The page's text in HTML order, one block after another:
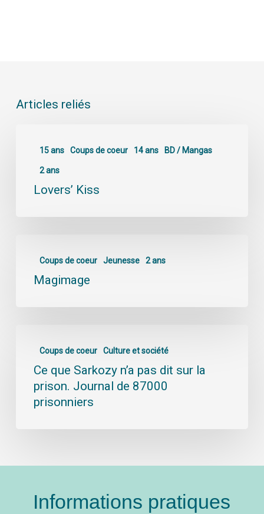
Articles reliés
15 ans Coups de coeur 14 ans BD / Mangas
2 ans
Lovers’ Kiss
Coups de coeur Jeunesse 2 ans
Magimage
Coups de coeur Culture et société
Ce que Sarkozy n’a pas dit sur la
prison. Journal de 87000
prisonniers
Informations pratiques